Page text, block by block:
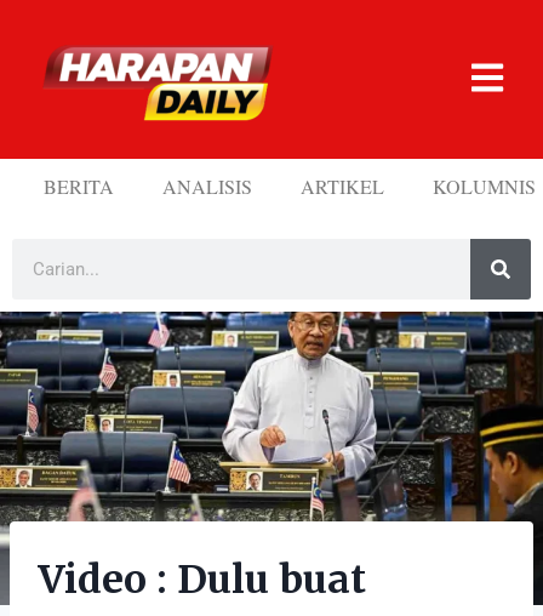
BERITA ANALISIS ARTIKEL KOLUMNIS
Video : Dulu buat